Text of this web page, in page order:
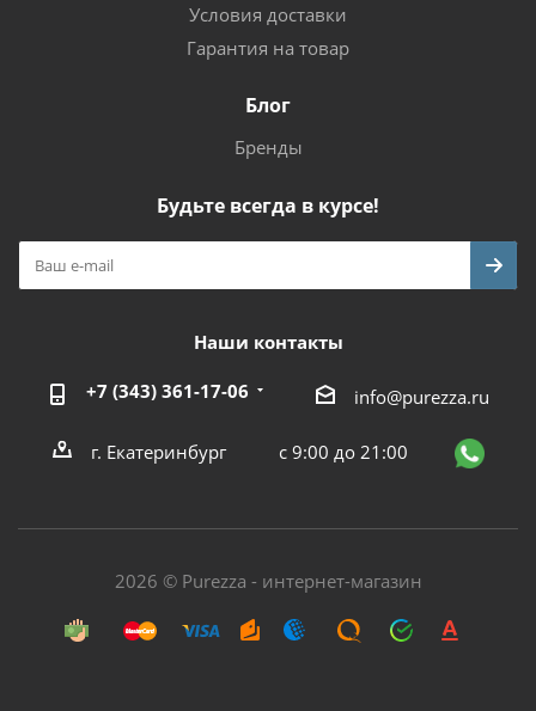
Условия доставки
Гарантия на товар
Блог
Бренды
Будьте всегда в курсе!
Наши контакты
+7 (343) 361-17-06 info@purezza.ru
г. Екатеринбург с 9:00 до 21:00
2026 © Purezza - интернет-магазин